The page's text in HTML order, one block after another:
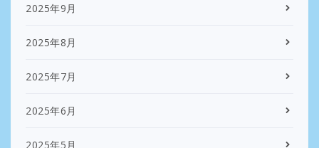
2025年9月
2025年8月
2025年7月
2025年6月
2025年5月